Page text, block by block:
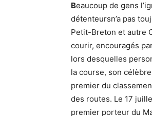
Beaucoup de gens
détenteursn’a pas
Petit-Breton et autre
courir, encouragés
lors desquelles
la course, son
premier du
des routes. Le 17
premier porteur du